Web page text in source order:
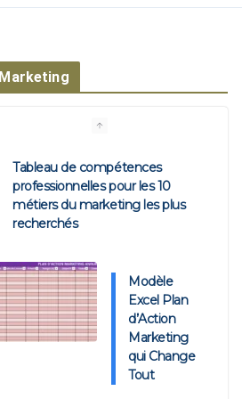
Marketing
Tableau de compétences
métiers du marketing les plus
Modèle
qui Change
Tout
🍽️ Le Plan Marketing KPI-
Driven pour Restaurant : Modèle